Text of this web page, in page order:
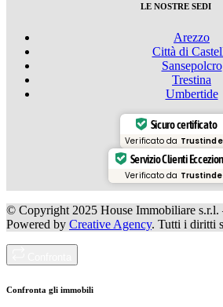
LE NOSTRE SEDI
Arezzo
Città di
Sansepolcro
Trestina
Umbertide
Sicuro certificato
Verificato da
Servizio Clienti
Verificato da
© Copyright 2025 House Immobiliare s.r.l.
Powered by Creative Agency. Tutti i diritti
Confronta gli immobili